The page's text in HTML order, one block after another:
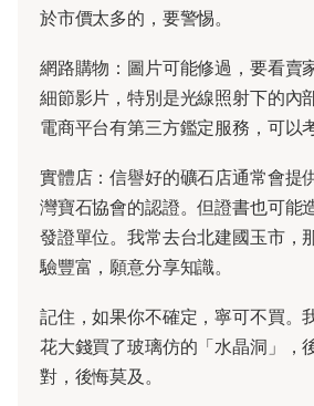
於市價太多的，要警惕。
網路購物：圖片可能修過，要看賣
細節影片，特別是光線照射下的內
電商平台有第三方鑑定服務，可以
實體店：信譽好的礦石店通常會提
灣寶石協會的認證。但證書也可能
發證單位。我常去台北建國玉市，
驗豐富，願意分享知識。
記住，如果你不確定，寧可不買。
花大錢買了玻璃仿的「水晶洞」，
對，後悔莫及。